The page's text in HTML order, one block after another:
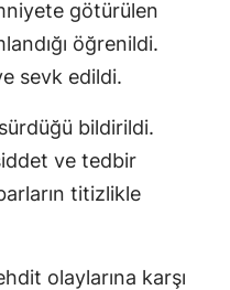
götürülen
öğrenildi.
sevk edildi.
bildirildi.
ve tedbir
titizlikle
olaylarına karşı